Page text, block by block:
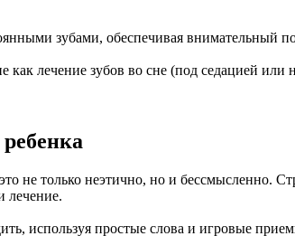
зубами, обеспечивая внимательный
лечение зубов во сне (под седацией
не только неэтично, но и бессмысленно.
лечение.
используя простые слова и игровые